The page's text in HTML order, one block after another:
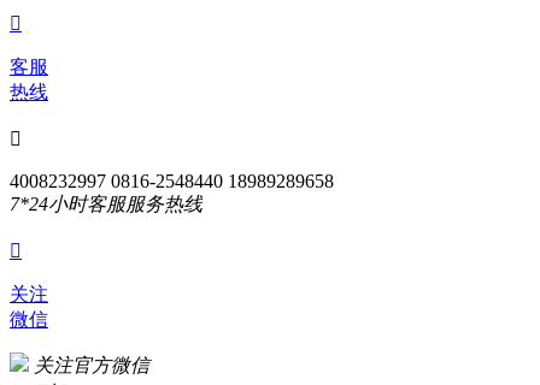

客服
热线

4008232997 0816-2548440 18989289658
7*24小时客服服务热线

关注
微信
关注官方微信